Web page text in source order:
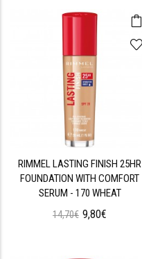
RIMMEL LASTING FINISH 25HR
FOUNDATION WITH COMFORT
SERUM - 170 WHEAT
14,70€ 9,80€